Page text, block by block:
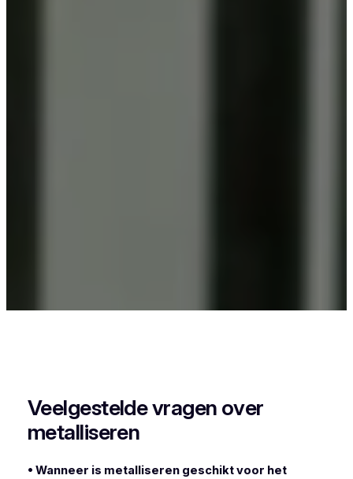
Veelgestelde vragen over
metalliseren
• Wanneer is metalliseren geschikt voor het